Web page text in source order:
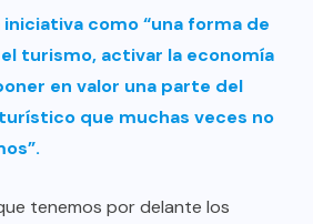
iniciativa como “una forma de
turismo, activar la economía
en valor una parte del
que muchas veces no
tenemos por delante los